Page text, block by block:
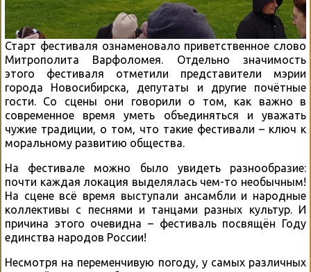
Старт фестиваля ознаменовало приветственное слово
Митрополита Варфоломея. Отдельно значимость
этого фестиваля отметили представители мэрии
города Новосибирска, депутаты и другие почётные
гости. Со сцены они говорили о том, как важно в
современное время уметь объединяться и уважать
чужие традиции, о том, что такие фестивали – ключ к
моральному развитию общества.
На фестивале можно было увидеть разнообразие:
почти каждая локация выделялась чем-то необычным!
На сцене всё время выступали ансамбли и народные
коллективы с песнями и танцами разных культур. И
причина этого очевидна – фестиваль посвящëн Году
единства народов России!
Несмотря на переменчивую погоду, у самых различных